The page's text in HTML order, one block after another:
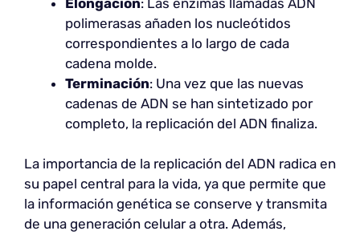
polimerasas añaden los nucleótidos
correspondientes a lo largo de cada
cadena molde.
Terminación: Una vez que las nuevas
cadenas de ADN se han sintetizado por
completo, la replicación del ADN finaliza.
La importancia de la replicación del ADN radica en
su papel central para la vida, ya que permite que
la información genética se conserve y transmita
de una generación celular a otra. Además,